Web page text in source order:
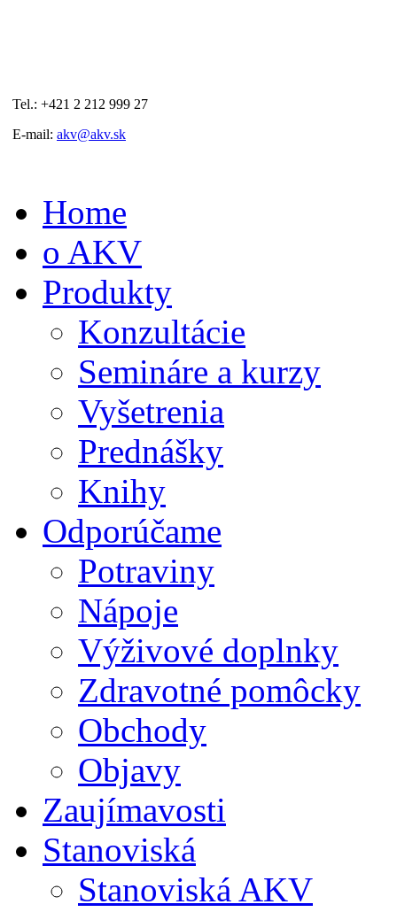
Tel.: +421 2 212 999 27
E-mail: akv@akv.sk
Home
o AKV
Produkty
Konzultácie
Semináre a kurzy
Vyšetrenia
Prednášky
Knihy
Odporúčame
Potraviny
Nápoje
Výživové doplnky
Zdravotné pomôcky
Obchody
Objavy
Zaujímavosti
Stanoviská
Stanoviská AKV